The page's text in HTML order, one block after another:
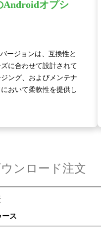
Androidオプシ
ージョンは、互換性と
に合わせて設計されて
ング、およびメンテナ
おいて柔軟性を提供し
ンロード注文
ース